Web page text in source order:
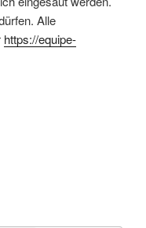
Alle
https://equipe-